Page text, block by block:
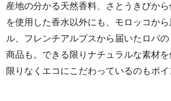
産地の分かる天然香料、さとうきびか
を使用した香水以外にも、モロッコか
ル、フレンチアルプスから届いた ロバ
商品も。できる限りナチュラルな素材
限りなくエコにこだわっているのもポイ